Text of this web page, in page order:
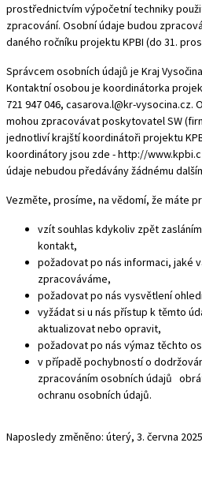
prostřednictvím výpočetní techniky
zpracování. Osobní údaje budou
daného ročníku projektu KPBI (do 31.
Správcem osobních údajů je Kraj
Kontaktní osobou je koordinátorka
721 947 046, casarova.l@kr-vysocina.cz.
mohou zpracovávat poskytovatel SW
jednotliví krajští koordinátoři projektu
koordinátory jsou zde -http://
údaje nebudou předávány žádnému
Vezměte, prosíme, na vědomí, že máte
vzít souhlas kdykoliv zpět
kontakt,
požadovat po nás informaci, jaké
zpracováváme,
požadovat po nás vysvětlení
vyžádat si u nás přístup k těmto
aktualizovat nebo opravit,
požadovat po nás výmaz těchto
v případě pochybností o
zpracováním osobních údajů
ochranu osobních údajů.
Naposledy změněno: úterý, 3. června